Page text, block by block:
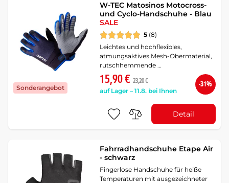
Sonderangebot
W-TEC Matosinos Motocross-
und Cyclo-Handschuhe - Blau
SALE
5 (8)
Leichtes und hochflexibles,
atmungsaktives Mesh-Obermaterial,
rutschhemmende …
15,90 € 23,20 €
auf Lager – 11.8. bei Ihnen
-31%
Detail
Fahrradhandschuhe Etape Air
- schwarz
Fingerlose Handschuhe für heiße
Temperaturen mit ausgezeichneter